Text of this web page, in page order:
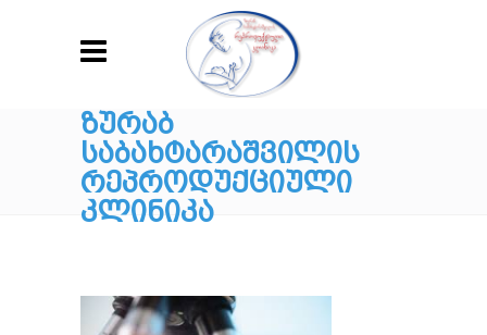
ᲖᲣᲠᲐᲑ
ᲡᲐᲑᲐᲮᲢᲐᲠᲐᲨᲕᲘᲚᲘᲡ
ᲠᲔᲞᲠᲝᲓᲣᲥᲪᲘᲣᲚᲘ
ᲙᲚᲘᲜᲘᲙᲐ